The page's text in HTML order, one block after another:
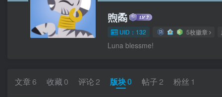
煦矞
UID：132 5枚徽章
Luna blessme!
文章 6 收藏 0 评论2 版块0 帖子2 粉丝 1